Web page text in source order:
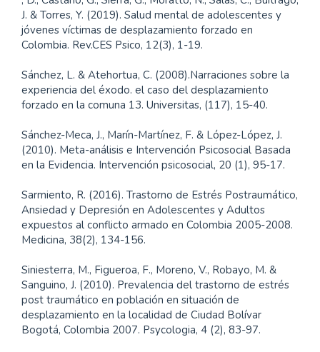
J. & Torres, Y. (2019). Salud mental de adolescentes y
jóvenes víctimas de desplazamiento forzado en
Colombia. Rev.CES Psico, 12(3), 1-19.
Sánchez, L. & Atehortua, C. (2008).Narraciones sobre la
experiencia del éxodo. el caso del desplazamiento
forzado en la comuna 13. Universitas, (117), 15-40.
Sánchez-Meca, J., Marín-Martínez, F. & López-López, J.
(2010). Meta-análisis e Intervención Psicosocial Basada
en la Evidencia. Intervención psicosocial, 20 (1), 95-17.
Sarmiento, R. (2016). Trastorno de Estrés Postraumático,
Ansiedad y Depresión en Adolescentes y Adultos
expuestos al conflicto armado en Colombia 2005-2008.
Medicina, 38(2), 134-156.
Siniesterra, M., Figueroa, F., Moreno, V., Robayo, M. &
Sanguino, J. (2010). Prevalencia del trastorno de estrés
post traumático en población en situación de
desplazamiento en la localidad de Ciudad Bolívar
Bogotá, Colombia 2007. Psycologia, 4 (2), 83-97.